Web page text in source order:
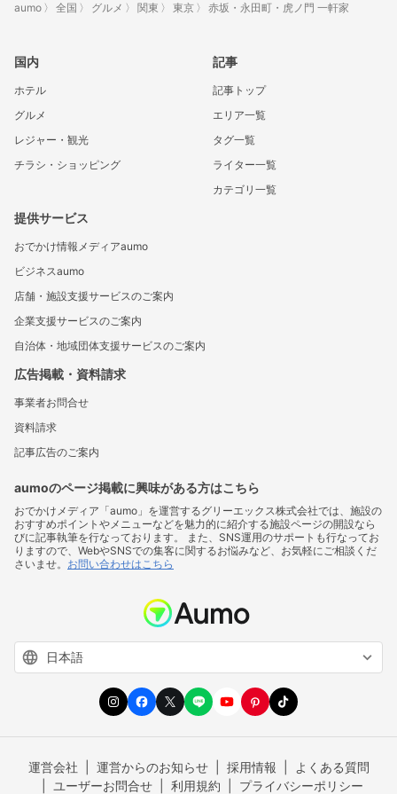
aumo
全国 グルメ 関東 東京 赤坂・永田町・虎ノ門 一軒家
国内
ホテル
グルメ
レジャー・観光
チラシ・ショッピング
記事
記事トップ
エリア一覧
タグ一覧
ライター一覧
カテゴリ一覧
提供サービス
おでかけ情報メディアaumo
ビジネスaumo
店舗・施設支援サービスのご案内
企業支援サービスのご案内
自治体・地域団体支援サービスのご案内
広告掲載・資料請求
事業者お問合せ
資料請求
記事広告のご案内
aumoのページ掲載に興味がある方はこちら
おでかけメディア「aumo」を運営するグリーエックス株式会社では、施設の
おすすめポイントやメニューなどを魅力的に紹介する施設ページの開設なら
びに記事執筆を行なっております。 また、SNS運用のサポートも行なってお
りますので、WebやSNSでの集客に関するお悩みなど、お気軽にご相談くだ
さいませ。 お問い合わせはこちら
運営会社 運営からのお知らせ 採用情報
よくある質問
ユーザーお問合せ
利用規約 プライバシーポリシー